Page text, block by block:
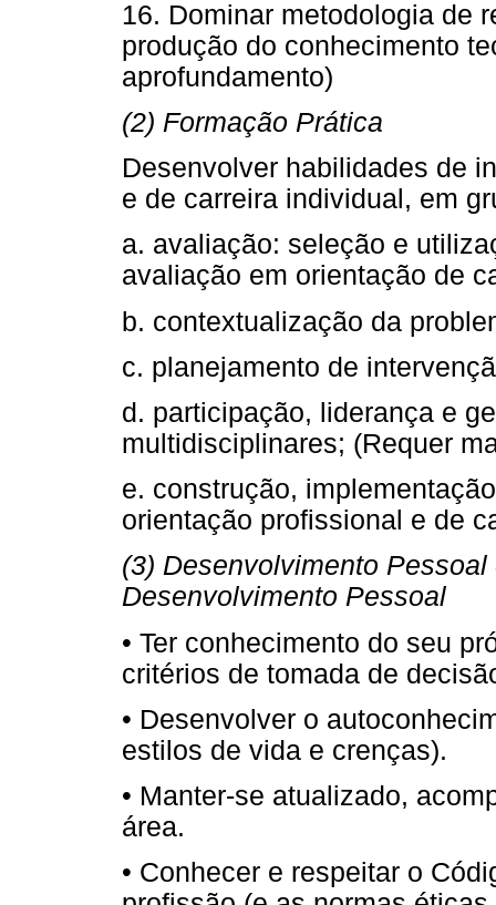
16. Dominar metodologia de
produção do conhecimento
aprofundamento)
(2) Formação Prática
Desenvolver habilidades de
e de carreira individual, em
a. avaliação: seleção e
avaliação em orientação de
b. contextualização da
c. planejamento de
d. participação, liderança e
multidisciplinares; (Requer
e. construção,
orientação profissional e de
(3) Desenvolvimento Pessoal
Desenvolvimento Pessoal
• Ter conhecimento do seu
critérios de tomada de
• Desenvolver o
estilos de vida e crenças).
• Manter-se atualizado,
área.
• Conhecer e respeitar o